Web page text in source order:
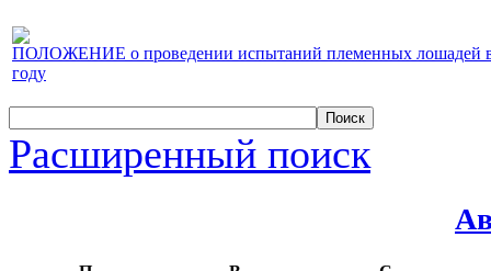
ПОЛОЖЕНИЕ о проведении испытаний племенных лошадей
году
Расширенный поиск